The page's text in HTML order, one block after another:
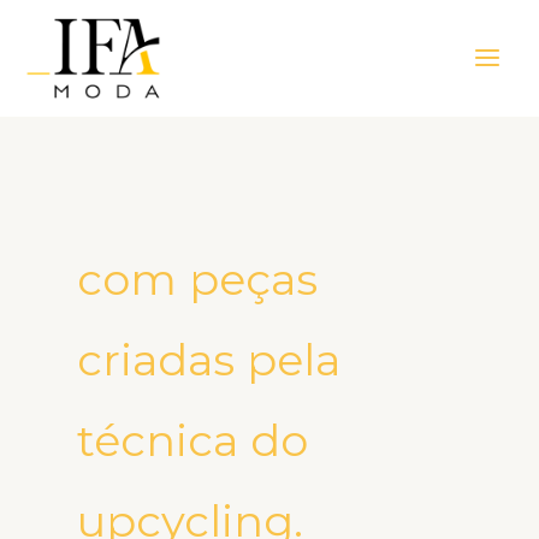
Menu
com peças
criadas pela
técnica do
upcycling.